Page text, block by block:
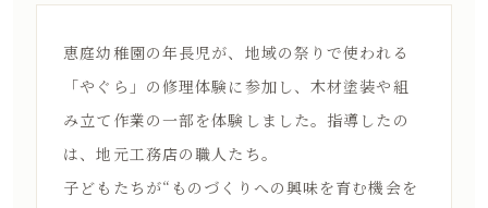
恵庭幼稚園の年長児が、地域の祭りで使われる
「やぐら」の修理体験に参加し、木材塗装や組
み立て作業の一部を体験しました。指導したの
は、地元工務店の職人たち。
子どもたちが“ものづくりへの興味を育む機会を